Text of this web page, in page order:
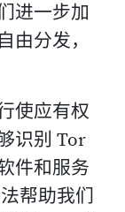
进一步加
由分发，
使应有权
识别 Tor
件和服务
帮助我们